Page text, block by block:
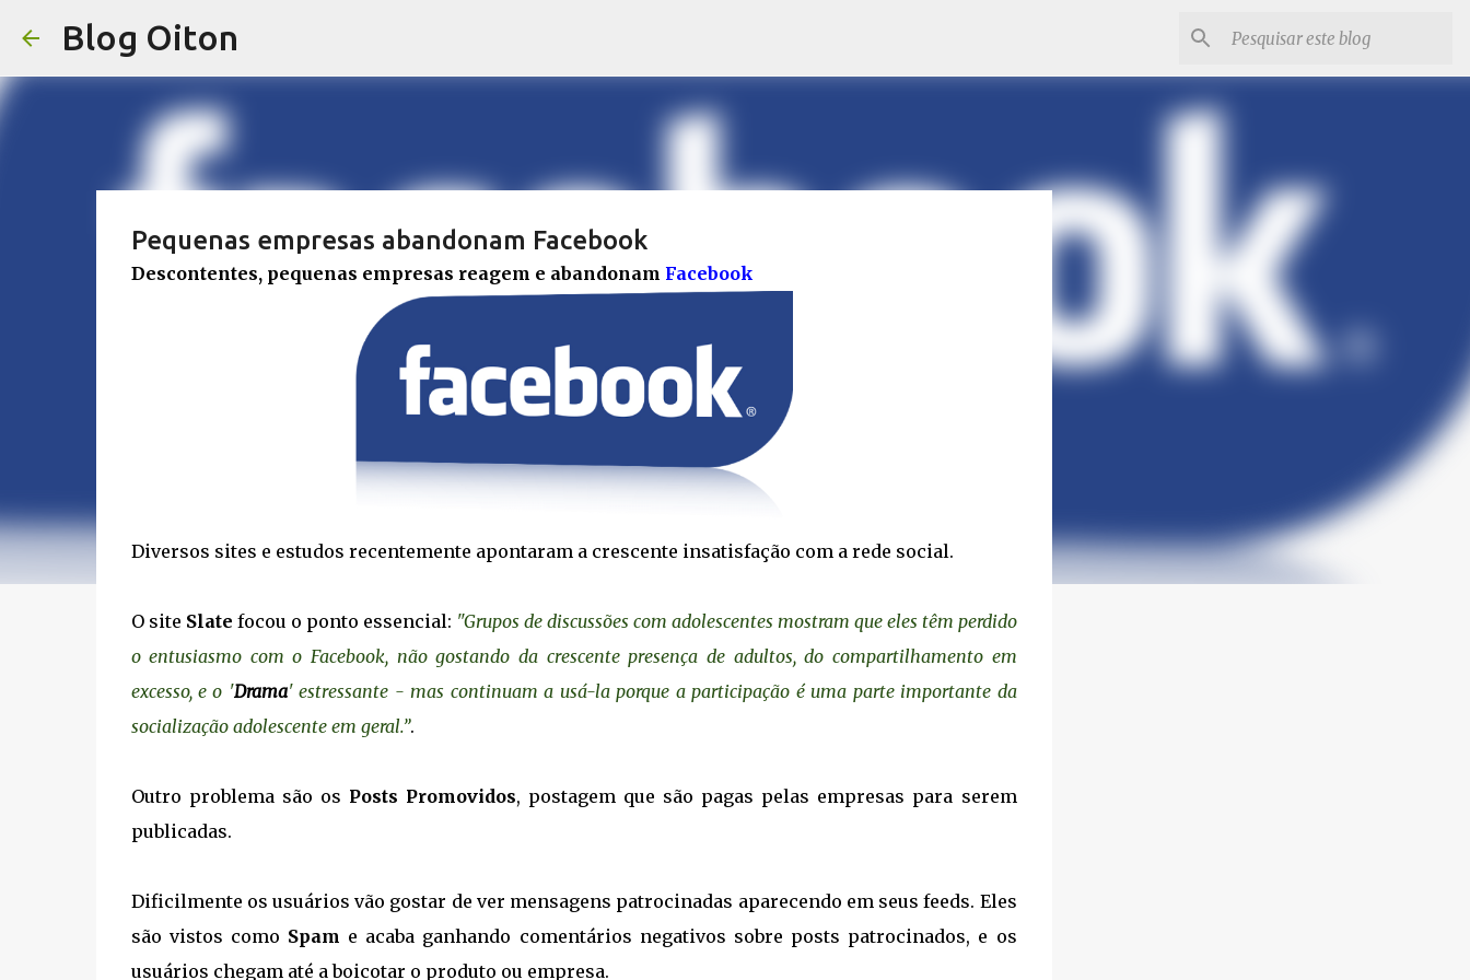
Blog Oiton
Pequenas empresas abandonam Facebook
Descontentes, pequenas empresas reagem e abandonam Facebook
Diversos sites e estudos recentemente apontaram a crescente insatisfação com a rede social.
O site Slate focou o ponto essencial: "Grupos de discussões com adolescentes mostram que eles têm perdido
o entusiasmo com o Facebook, não gostando da crescente presença de adultos, do compartilhamento em
excesso, e o 'Drama' estressante - mas continuam a usá-la porque a participação é uma parte importante da
socialização adolescente em geral.”.
Outro problema são os Posts Promovidos, postagem que são pagas pelas empresas para serem
publicadas.
Dificilmente os usuários vão gostar de ver mensagens patrocinadas aparecendo em seus feeds. Eles
são vistos como Spam e acaba ganhando comentários negativos sobre posts patrocinados, e os
usuários chegam até a boicotar o produto ou empresa.